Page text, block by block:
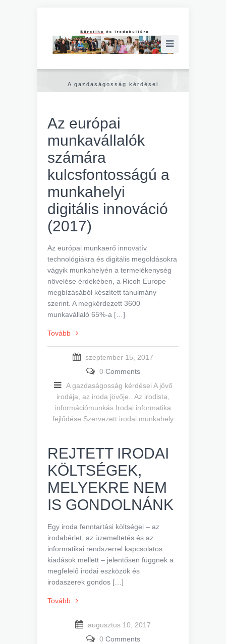
A gazdaságosság kérdései
Az európai
munkavállalók
számára
kulcsfontosságú a
munkahelyi
digitális innováció
(2017)
Az európai munkaerő innovatív
technológiákra és digitális megoldásokra
vágyik munkahelyén a termelékenység
növelése érdekében, a Ricoh Europe
megbízásából készített tanulmány
szerint. A megkérdezett 3600
munkavállaló 65%-a […]
Tovább
szeptember 15, 2017
0 Comments
A gazdaságosság kérdései A jövő
irodája, az iroda jövője..
Az irodista,
információmunkás Irodai informatika
fejlődése Szervezett irodai munkahely
REJTETT IRODAI
KÖLTSÉGEK,
MELYEKRE NEM
IS GONDOLNÁNK
Egy iroda fenntartási költségei – az
irodabérlet, az üzemeltetés és az
informatikai rendszerrel kapcsolatos
kiadások mellett – jelentősen függnek a
megfelelő irodai eszközök és
irodaszerek gondos […]
Tovább
augusztus 10, 2017
0 Comments